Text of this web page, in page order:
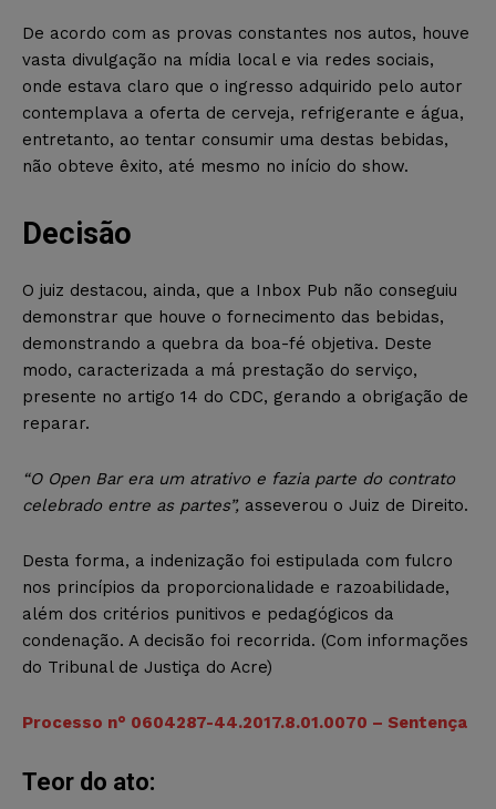
De acordo com as provas constantes nos autos, houve
vasta divulgação na mídia local e via redes sociais,
onde estava claro que o ingresso adquirido pelo autor
contemplava a oferta de cerveja, refrigerante e água,
entretanto, ao tentar consumir uma destas bebidas,
não obteve êxito, até mesmo no início do show.
Decisão
O juiz destacou, ainda, que a Inbox Pub não conseguiu
demonstrar que houve o fornecimento das bebidas,
demonstrando a quebra da boa-fé objetiva. Deste
modo, caracterizada a má prestação do serviço,
presente no artigo 14 do CDC, gerando a obrigação de
reparar.
“O Open Bar era um atrativo e fazia parte do contrato
celebrado entre as partes”, asseverou o Juiz de Direito.
Desta forma, a indenização foi estipulada com fulcro
nos princípios da proporcionalidade e razoabilidade,
além dos critérios punitivos e pedagógicos da
condenação. A decisão foi recorrida. (Com informações
do Tribunal de Justiça do Acre)
Processo n° 0604287-44.2017.8.01.0070 – Sentença
Teor do ato: